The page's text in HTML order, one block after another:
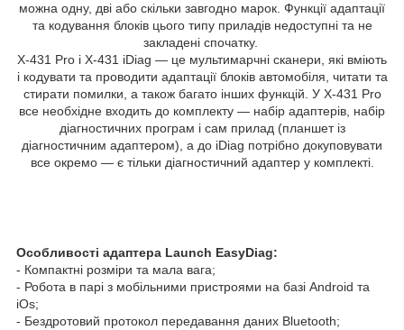
можна одну, дві або скільки завгодно марок. Функції адаптації
та кодування блоків цього типу приладів недоступні та не
закладені спочатку.
X-431 Pro і X-431 iDiag — це мультимарчні сканери, які вміють
і кодувати та проводити адаптації блоків автомобіля, читати та
стирати помилки, а також багато інших функцій. У X-431 Pro
все необхідне входить до комплекту — набір адаптерів, набір
діагностичних програм і сам прилад (планшет із
діагностичним адаптером), а до iDiag потрібно докуповувати
все окремо — є тільки діагностичний адаптер у комплекті.
Особливості адаптера Launch EasyDiag:
- Компактні розміри та мала вага;
- Робота в парі з мобільними пристроями на базі Android та
iOs;
- Бездротовий протокол передавання даних Bluetooth;